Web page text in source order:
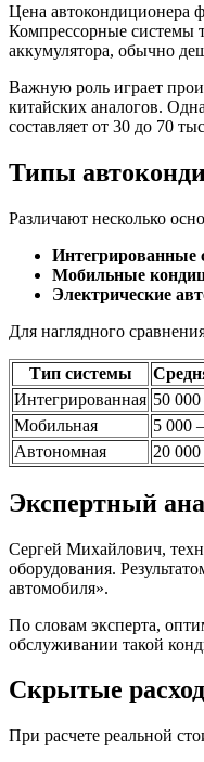
Цена автокондиционера
Компрессорные системы
аккумулятора, обычно
Важную роль играет
китайских аналогов.
составляет от 30 до 70
Типы
Различают несколько
Интегрированные
Мобильные
Электрические
Для наглядного
Тип системы
Интегрированная 50
Мобильная
5 000
Автономная
20
Экспертный
Сергей Михайлович,
оборудования.
автомобиля».
По словам эксперта,
обслуживании такой
Скрытые
При расчете реальной